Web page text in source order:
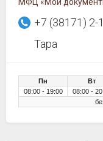
+7 (38171) 2-
Тара
Пн Вт
08:00 - 19:00
08:00 -